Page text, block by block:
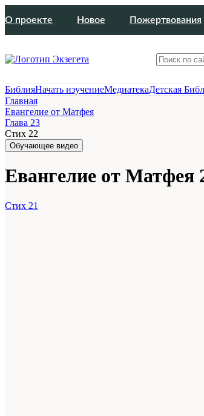
О проекте Новое Пожертвования
БиблияНачать изучениеМедиатекаДетская
Главная
Евангелие от Матфея
Глава 23
Стих 22
Обучающее видео
Евангелие от Матфея
Стих 21